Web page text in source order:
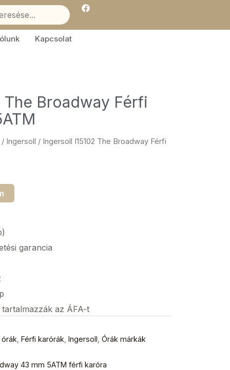
F
a
e
Kapcsolat
The Broadway Férfi
/ Ingersoll / Ingersoll I15102 The Broadway Férfi
garancia
az ÁFA-t
Férfi karórák Ingersoll Órák márkák
43 mm 5ATM férfi karóra